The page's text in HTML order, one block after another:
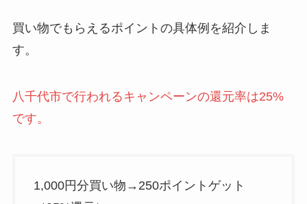
買い物でもらえるポイントの具体例を紹介しま
す。
八千代市で行われるキャンペーンの還元率は25%
です。
1,000円分買い物→250ポイントゲット